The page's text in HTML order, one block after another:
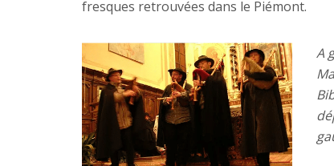
fresques retrouvées dans le Piémont.
A